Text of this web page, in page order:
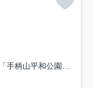
山平和公園」駅 徒歩25分